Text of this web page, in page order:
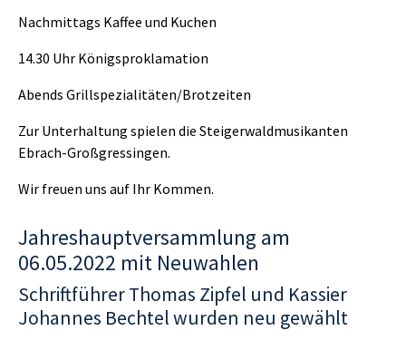
Nachmittags Kaffee und Kuchen
14.30 Uhr Königsproklamation
Abends Grillspezialitäten/Brotzeiten
Zur Unterhaltung spielen die Steigerwaldmusikanten
Ebrach-Großgressingen.
Wir freuen uns auf Ihr Kommen.
Jahreshauptversammlung am
06.05.2022 mit Neuwahlen
Schriftführer Thomas Zipfel und Kassier
Johannes Bechtel wurden neu gewählt